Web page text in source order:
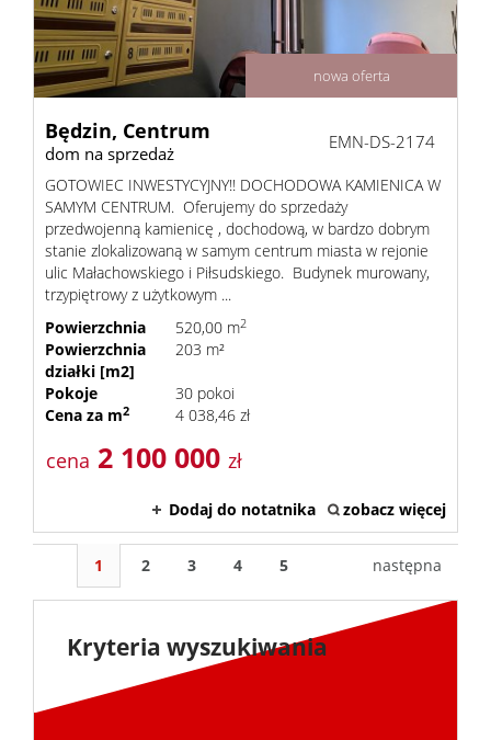
nowa oferta
Będzin, Centrum
dom na sprzedaż
EMN-DS-2174
GOTOWIEC INWESTYCYJNY!! DOCHODOWA KAMIENICA W
SAMYM CENTRUM. Oferujemy do sprzedaży
przedwojenną kamienicę , dochodową, w bardzo dobrym
stanie zlokalizowaną w samym centrum miasta w rejonie
ulic Małachowskiego i Piłsudskiego. Budynek murowany,
trzypiętrowy z użytkowym ...
Powierzchnia
520,00 m2
Powierzchnia
działki [m2]
203 m²
Pokoje
30 pokoi
Cena za m2 4 038,46 zł
cena 2 100 000 zł
Dodaj do notatnika zobacz więcej
1 2 3 4 5 następna
Kryteria wyszukiwania